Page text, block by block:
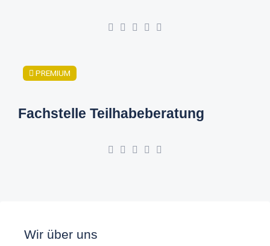
PREMIUM
Fachstelle Teilhabeberatung
Wir über uns